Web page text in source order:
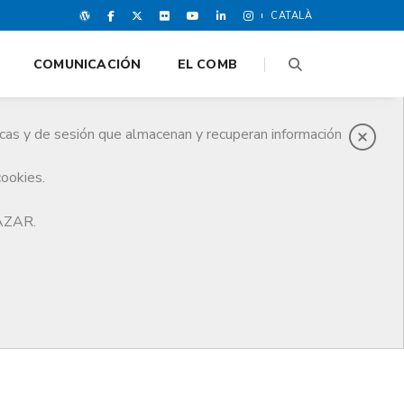
CATALÀ
y de sesión que almacenan y recuperan información
COMUNICACIÓN EL COMB